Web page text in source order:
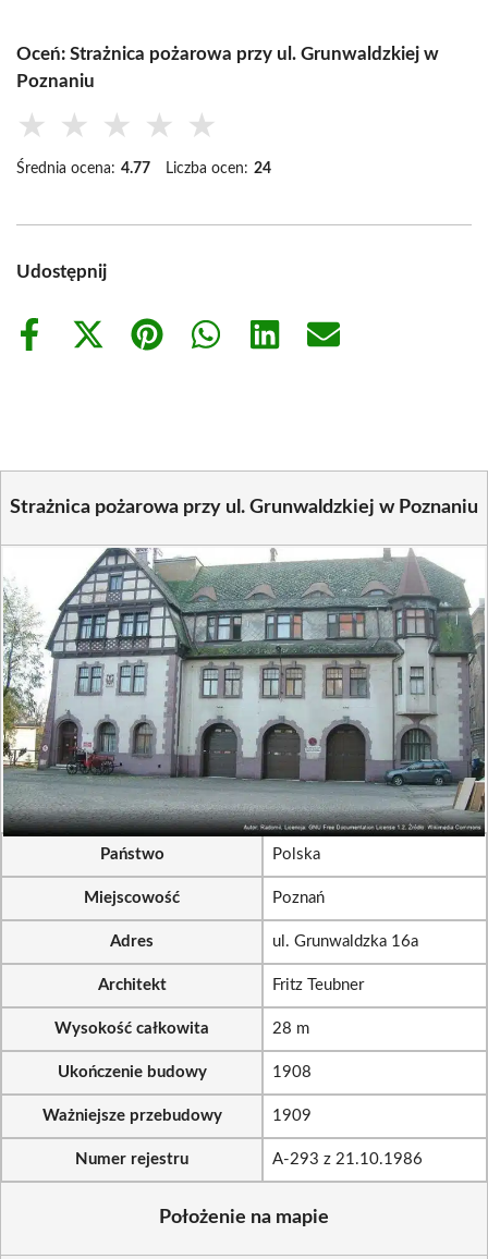
Oceń: Strażnica pożarowa przy ul. Grunwaldzkiej w
Poznaniu
★ ★ ★ ★ ★
Średnia ocena: 4.77 Liczba ocen: 24
Udostępnij
Share
Share
Share
Share
Share
Share
Strażnica pożarowa przy ul. Grunwaldzkiej w Poznaniu
Państwo Polska
Miejscowość Poznań
Adres ul. Grunwaldzka 16a
Architekt Fritz Teubner
Wysokość całkowita 28 m
Ukończenie budowy 1908
Ważniejsze przebudowy 1909
Numer rejestru A-293 z 21.10.1986
Położenie na mapie